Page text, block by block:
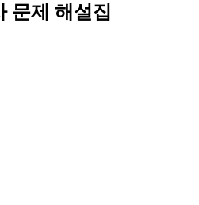
문제 해설집